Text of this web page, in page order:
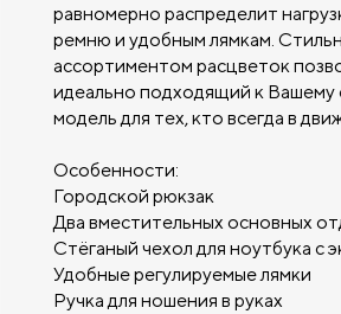
равномерно распределит
ремню и удобным лямкам.
ассортиментом расцветок
идеально подходящий к Вашему
модель для тех, кто всегда в
Особенности:
Городской рюкзак
Два вместительных основных
Стёганый чехол для ноутбука с
Удобные регулируемые лямки
Ручка для ношения в руках